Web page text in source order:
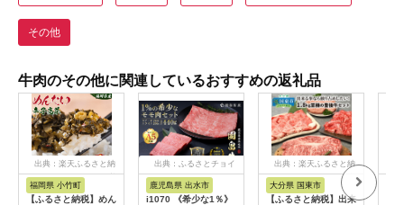
その他
牛肉のその他に関連しているおすすめの返礼品
出典：楽天ふるさと納
税
福岡県 小竹町
【ふるさと納税】めん
出典：ふるさとチョイ
ス
鹿児島県 出水市
i1070 《希少な1％》
出典：楽天ふるさと納
大分県 国東市
【ふるさと納税】出来